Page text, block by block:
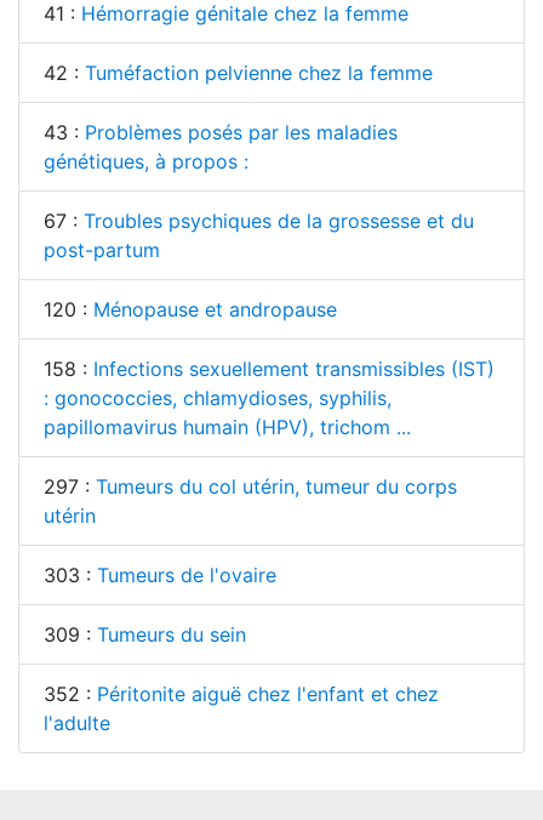
41 : Hémorragie génitale chez la femme
42 : Tuméfaction pelvienne chez la femme
43 : Problèmes posés par les maladies
génétiques, à propos :
67 : Troubles psychiques de la grossesse et du
post-partum
120 : Ménopause et andropause
158 : Infections sexuellement transmissibles (IST)
: gonococcies, chlamydioses, syphilis,
papillomavirus humain (HPV), trichom ...
297 : Tumeurs du col utérin, tumeur du corps
utérin
303 : Tumeurs de l'ovaire
309 : Tumeurs du sein
352 : Péritonite aiguë chez l'enfant et chez
l'adulte